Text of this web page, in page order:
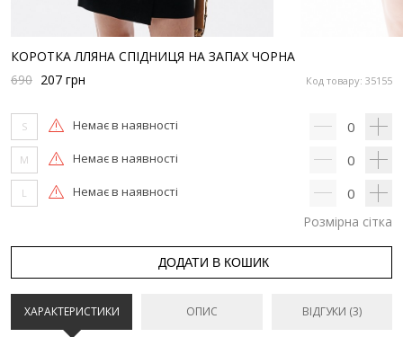
КОРОТКА ЛЛЯНА СПІДНИЦЯ НА ЗАПАХ ЧОРНА
Код товару: 35155
690 207 грн
S Немає в наявності 0
M Немає в наявності 0
L Немає в наявності 0
Розмірна сітка
ДОДАТИ В КОШИК
ХАРАКТЕРИСТИКИ ОПИС ВІДГУКИ (3)